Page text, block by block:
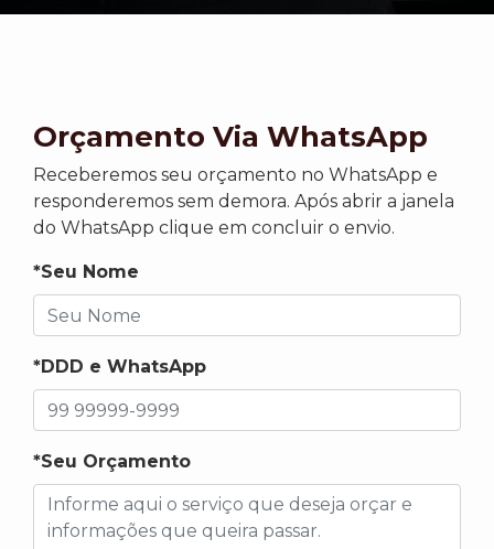
Orçamento Via WhatsApp
Receberemos seu orçamento no WhatsApp e
responderemos sem demora. Após abrir a janela
do WhatsApp clique em concluir o envio.
*Seu Nome
*DDD e WhatsApp
*Seu Orçamento